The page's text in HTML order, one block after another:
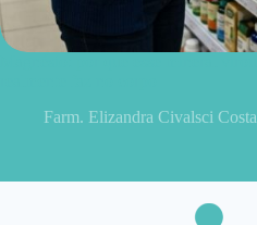
Farm. Elizandra Civalsci Costa